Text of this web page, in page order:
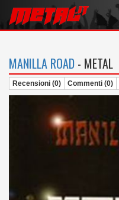
MANILLA ROAD - METAL
Recensioni (0) Commenti (0)